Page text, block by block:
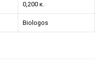
0,200 κ.
Biologos